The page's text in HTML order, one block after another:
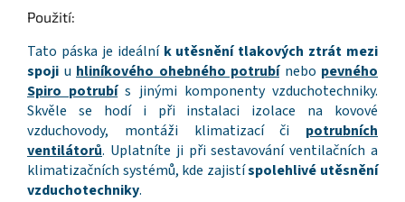
Použití:
Tato páska je ideální k utěsnění tlakových ztrát mezi
spoji u hliníkového ohebného potrubínebo pevného
Spiro potrubís jinými komponenty vzduchotechniky.
Skvěle se hodí i při instalaci izolace na kovové
vzduchovody, montáži klimatizací či potrubních
ventilátorů. Uplatníte ji při sestavování ventilačních a
klimatizačních systémů, kde zajistíspolehlivé utěsnění
vzduchotechniky.